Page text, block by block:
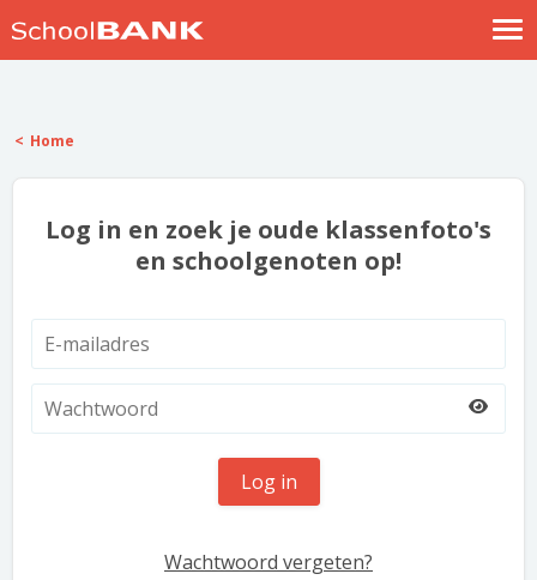
Help
Home
Log in en zoek je oude klassenfoto's
en schoolgenoten op!
Log in
Wachtwoord vergeten?